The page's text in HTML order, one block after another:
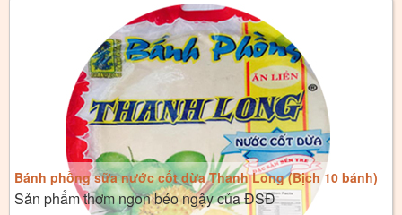
Bánh phồng sữa nước cốt dừa Thanh Long (Bịch 10 bánh)
Sản phẩm thơm ngon béo ngậy của ĐSĐ